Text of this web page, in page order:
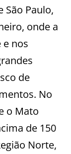
São Paulo,
onde a
nos
de
No
o Mato
de 150
Norte,